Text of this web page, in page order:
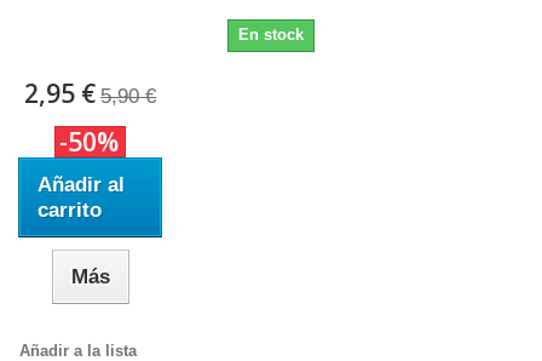
En stock
2,95 € 5,90 €
-50%
Añadir al
carrito
Más
Añadir a la lista